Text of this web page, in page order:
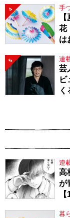
4 手
花
は
5 連
芸
ビ
連
高
が
暮